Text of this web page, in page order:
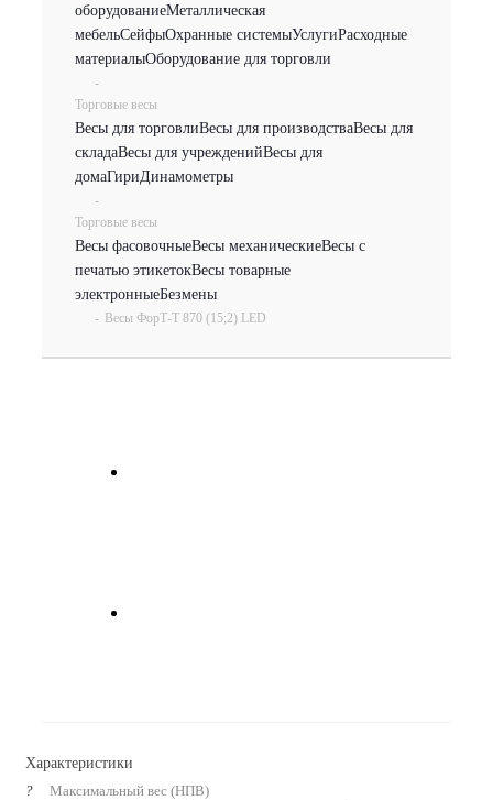
оборудованиеМеталлическая
мебельСейфыОхранные системыУслугиРасходные
материалыОборудование для торговли
-
Торговые весы
Весы для торговлиВесы для производстваВесы для
складаВесы для учрежденийВесы для
домаГириДинамометры
-
Торговые весы
Весы фасовочныеВесы механическиеВесы с
печатью этикетокВесы товарные
электронныеБезмены
- Весы ФорТ-Т 870 (15;2) LED
Характеристики
?
Максимальный вес (НПВ)